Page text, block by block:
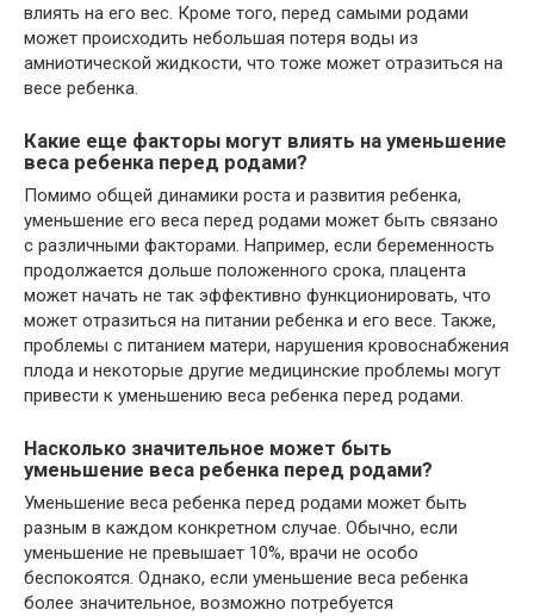
влиять на его вес. Кроме того, перед самыми родами
может происходить небольшая потеря воды из
амниотической жидкости, что тоже может отразиться на
весе ребенка.
Какие еще факторы могут влиять на уменьшение
веса ребенка перед родами?
Помимо общей динамики роста и развития ребенка,
уменьшение его веса перед родами может быть связано
с различными факторами. Например, если беременность
продолжается дольше положенного срока, плацента
может начать не так эффективно функционировать, что
может отразиться на питании ребенка и его весе. Также,
проблемы с питанием матери, нарушения кровоснабжения
плода и некоторые другие медицинские проблемы могут
привести к уменьшению веса ребенка перед родами.
Насколько значительное может быть
уменьшение веса ребенка перед родами?
Уменьшение веса ребенка перед родами может быть
разным в каждом конкретном случае. Обычно, если
уменьшение не превышает 10%, врачи не особо
беспокоятся. Однако, если уменьшение веса ребенка
более значительное, возможно потребуется